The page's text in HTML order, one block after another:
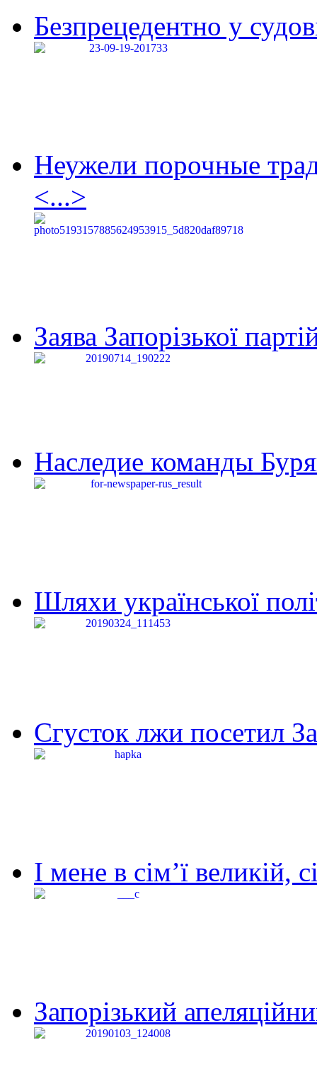
Безпрецедентно у
Неужели порочные
<...>
Заява Запорізької
Наследие команды
Шляхи української
Сгусток лжи посетил
І мене в сім’ї великій,
Запорізький